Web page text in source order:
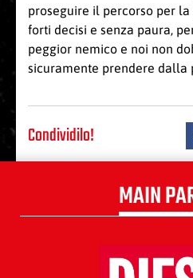
proseguire il percorso per
forti decisi e senza paura,
peggior nemico e noi non
sicuramente prendere dalla
Condividilo!
MAIN